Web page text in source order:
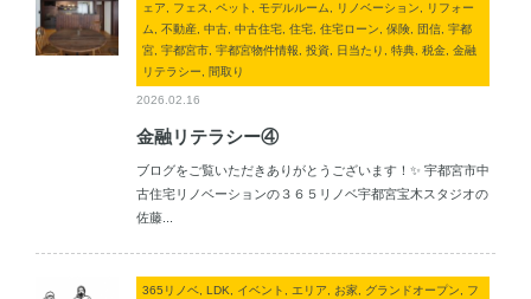
ェア, フェス, ペット, モデルルーム, リノベーション, リフォー
ム, 不動産, 中古, 中古住宅, 住宅, 住宅ローン, 保険, 団信, 宇都
宮, 宇都宮市, 宇都宮物件情報, 投資, 日当たり, 特典, 税金, 金融
リテラシー, 間取り
2026.02.16
金融リテラシー④
ブログをご覧いただきありがとうございます！✨ 宇都宮市中
古住宅リノベーションの３６５リノベ宇都宮宝木スタジオの
佐藤...
365リノベ, LDK, イベント, エリア, お家, グランドオープン, フ